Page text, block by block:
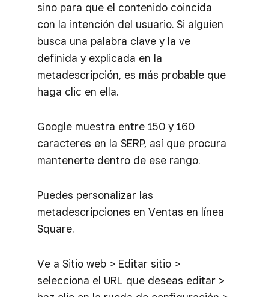
sino para que el contenido coincida
con la intención del usuario. Si alguien
busca una palabra clave y la ve
definida y explicada en la
metadescripción, es más probable que
haga clic en ella.
Google muestra entre 150 y 160
caracteres en la SERP, así que procura
mantenerte dentro de ese rango.
Puedes personalizar las
metadescripciones en Ventas en línea
Square.
Ve a Sitio web > Editar sitio >
selecciona el URL que deseas editar >